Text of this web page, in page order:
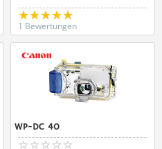
1 Bewertungen
WP-DC 40